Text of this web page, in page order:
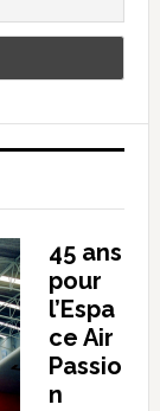
45 ans
pour
l’Espa
ce Air
Passio
n